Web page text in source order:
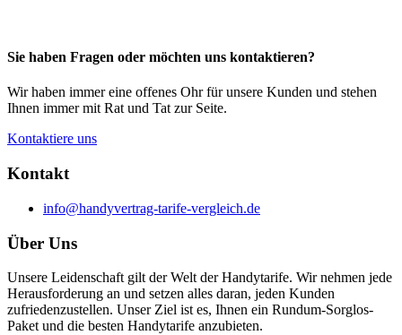
Sie haben Fragen oder möchten uns kontaktieren?
Wir haben immer eine offenes Ohr für unsere Kunden und stehen
Ihnen immer mit Rat und Tat zur Seite.
Kontaktiere uns
Kontakt
info@handyvertrag-tarife-vergleich.de
Über Uns
Unsere Leidenschaft gilt der Welt der Handytarife. Wir nehmen jede
Herausforderung an und setzen alles daran, jeden Kunden
zufriedenzustellen. Unser Ziel ist es, Ihnen ein Rundum-Sorglos-
Paket und die besten Handytarife anzubieten.